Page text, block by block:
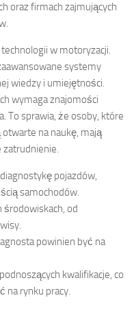
oraz firmach zajmujących
w motoryzacji.
systemy
wiedzy i umiejętności.
wymaga znajomości
To sprawia, że osoby, które
na naukę, mają
zatrudnienie.
pojazdów,
samochodów.
od
powinien być na
kwalifikacje, co
na rynku pracy.